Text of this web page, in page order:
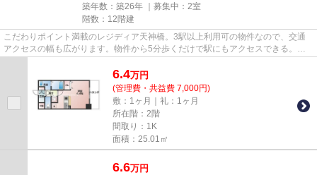
築年数：築26年 ｜募集中： 2室
階数：12階建
こだわりポイント満載のレジディア天神橋。3駅以上利用可の物件なので、交通
アクセスの幅も広がります。物件から5分歩くだけで駅にもアクセスできる。快
6.4万円
(管理費・共益費 7,000円)
敷：1ヶ月｜礼：1ヶ月
所在階：2階
間取り：1K
面積：25.01㎡
6.6万円